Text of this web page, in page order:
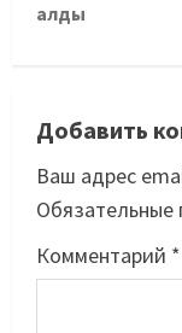
алды
Добавить
Ваш адрес
Обязательные
Комментарий *